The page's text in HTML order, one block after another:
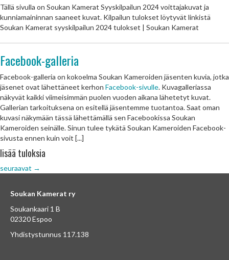
Tällä sivulla on Soukan Kamerat Syyskilpailun 2024 voittajakuvat ja
kunniamaininnan saaneet kuvat. Kilpailun tulokset löytyvät linkistä
Soukan Kamerat syyskilpailun 2024 tulokset | Soukan Kamerat
Facebook-galleria
Facebook-galleria on kokoelma Soukan Kameroiden jäsenten kuvia, jotka
jäsenet ovat lähettäneet kerhon Facebook-sivulle. Kuvagalleriassa
näkyvät kaikki viimeisimmän puolen vuoden aikana lähetetyt kuvat.
Gallerian tarkoituksena on esitellä jäsentemme tuotantoa. Saat oman
kuvasi näkymään tässä lähettämällä sen Facebookissa Soukan
Kameroiden seinälle. Sinun tulee tykätä Soukan Kameroiden Facebook-
sivusta ennen kuin voit [...]
lisää tuloksia
seuraavat →
Soukan Kamerat ry
Soukankaari 1 B
02320 Espoo
Yhdistystunnus 117.138